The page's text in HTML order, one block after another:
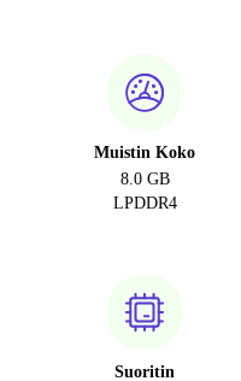
Muistin Koko
8.0 GB
LPDDR4
Suoritin